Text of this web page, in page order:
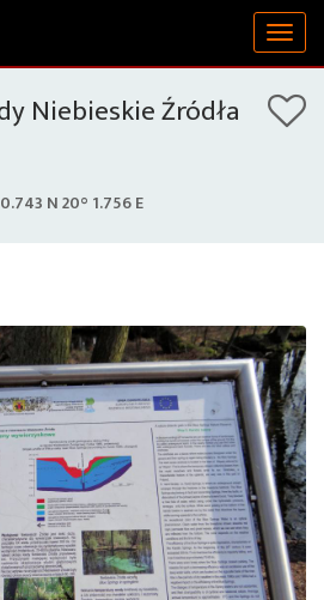
Niebieskie Źródła
N 20° 1.756 E